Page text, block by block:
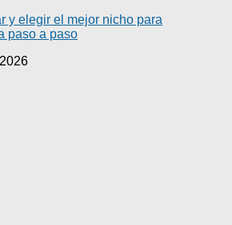
y elegir el mejor nicho para
paso a paso